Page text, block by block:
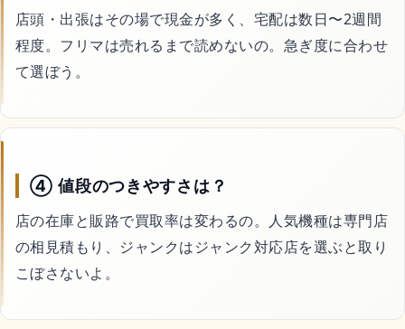
店頭・出張はその場で現金が多く、宅配は数日〜2週間
程度。フリマは売れるまで読めないの。急ぎ度に合わせ
て選ぼう。
④ 値段のつきやすさは？
店の在庫と販路で買取率は変わるの。人気機種は専門店
の相見積もり、ジャンクはジャンク対応店を選ぶと取り
こぼさないよ。